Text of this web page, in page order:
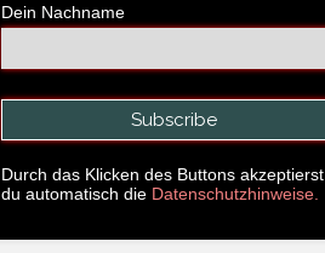
Dein Nachname
Durch das Klicken des Buttons akzeptierst
du automatisch die Datenschutzhinweise.